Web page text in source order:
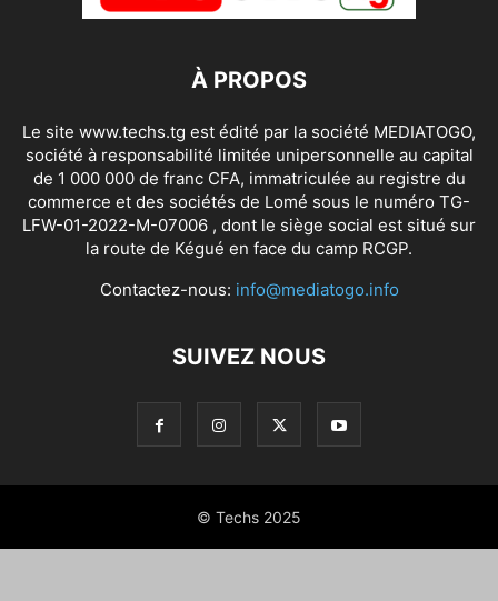
À PROPOS
Le site www.techs.tg est édité par la société MEDIATOGO,
société à responsabilité limitée unipersonnelle au capital
de 1 000 000 de franc CFA, immatriculée au registre du
commerce et des sociétés de Lomé sous le numéro TG-
LFW-01-2022-M-07006 , dont le siège social est situé sur
la route de Kégué en face du camp RCGP.
Contactez-nous: info@mediatogo.info
SUIVEZ NOUS
© Techs 2025